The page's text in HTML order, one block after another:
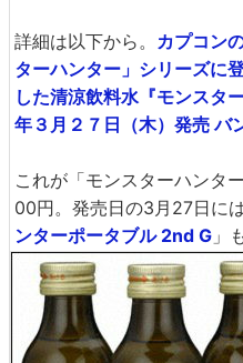
詳細は以下から。 カプコン
ターハンター」シリーズに
した清涼飲料水『モンスタ
年３月２７日（木）発売 バ
これが「モンスターハンタ
00円。発売日の3月27日に
ンターポータブル 2nd G 」